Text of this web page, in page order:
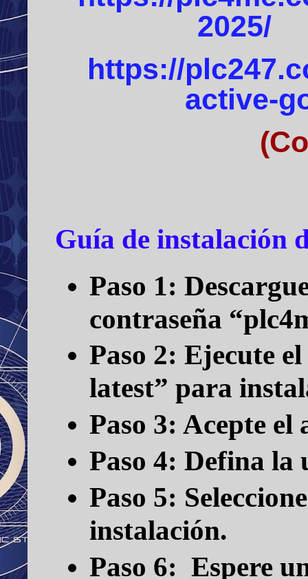
2025/
https://
active-
Guía de instalación
Paso 1:
contraseña
Paso 2: Ejecute
latest” para
Paso 3: Acepte el
Paso 4: Defina la
Paso 5:
instalación.
Paso 6: Espere